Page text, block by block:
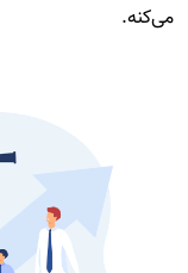
می‌کنه.